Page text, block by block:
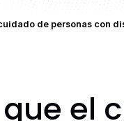
de personas con
el